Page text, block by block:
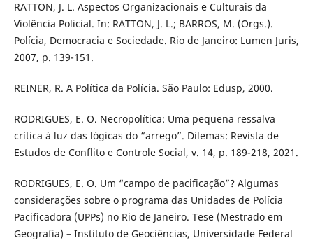
RATTON, J. L. Aspectos Organizacionais e Culturais da
Violência Policial. In: RATTON, J. L.; BARROS, M. (Orgs.).
Polícia, Democracia e Sociedade. Rio de Janeiro: Lumen Juris,
2007, p. 139-151.
REINER, R. A Política da Polícia. São Paulo: Edusp, 2000.
RODRIGUES, E. O. Necropolítica: Uma pequena ressalva
crítica à luz das lógicas do “arrego”. Dilemas: Revista de
Estudos de Conflito e Controle Social, v. 14, p. 189-218, 2021.
RODRIGUES, E. O. Um “campo de pacificação”? Algumas
considerações sobre o programa das Unidades de Polícia
Pacificadora (UPPs) no Rio de Janeiro. Tese (Mestrado em
Geografia) – Instituto de Geociências, Universidade Federal